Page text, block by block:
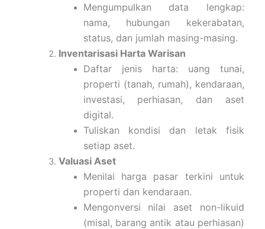
Mengumpulkan data lengkap:
nama, hubungan kekerabatan,
status, dan jumlah masing-masing.
Inventarisasi Harta Warisan
Daftar jenis harta: uang tunai,
properti (tanah, rumah), kendaraan,
investasi, perhiasan, dan aset
digital.
Tuliskan kondisi dan letak fisik
setiap aset.
Valuasi Aset
Menilai harga pasar terkini untuk
properti dan kendaraan.
Mengonversi nilai aset non-likuid
(misal, barang antik atau perhiasan)